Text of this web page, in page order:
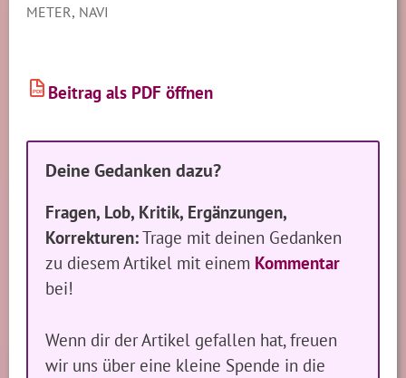
METER, NAVI
PDF Beitrag als PDF öffnen
Deine Gedanken dazu?
Fragen, Lob, Kritik, Ergänzungen,
Korrekturen:Trage mit deinen Gedanken
zu diesem Artikel mit einem Kommentar
bei!
Wenn dir der Artikel gefallen hat, freuen
wir uns über eine kleine Spende in die